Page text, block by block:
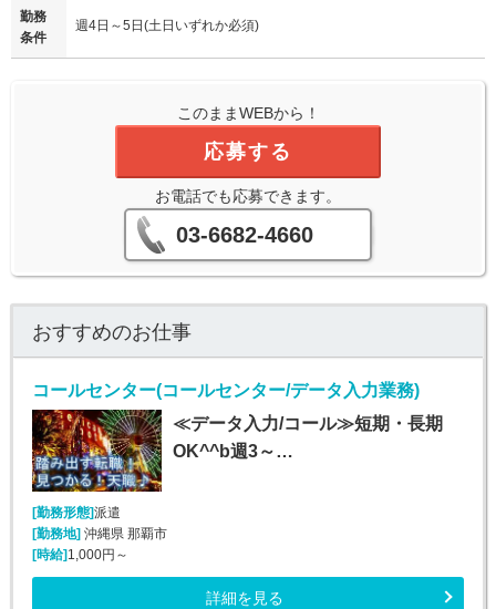
勤務
条件
週4日～5日(土日いずれか必須)
このままWEBから！
応募する
お電話でも応募できます。
03-6682-4660
おすすめのお仕事
コールセンター(コールセンター/データ入力業務)
≪データ入力/コール≫短期・長期
OK^^b週3～…
[勤務形態]派遣
[勤務地]沖縄県 那覇市
[時給]1,000円～
詳細を見る